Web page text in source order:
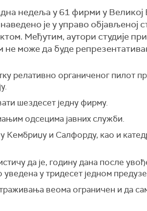
недеља у 61 фирми у Великој
је у управо објављеној
Међутим, аутори студије
може да буде
релативно органиченог пилот
шездесет једну фирму.
одсецима јавних служби.
Кембриџу и Салфорду, као и
да је, годину дана после
у тридесет једном
веома ограничен и да